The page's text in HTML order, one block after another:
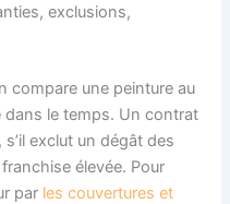
exclusions,
compare une peinture au
dans le temps. Un contrat
exclut un dégât des
élevée. Pour
par les couvertures et